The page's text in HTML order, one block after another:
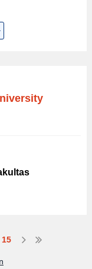
15